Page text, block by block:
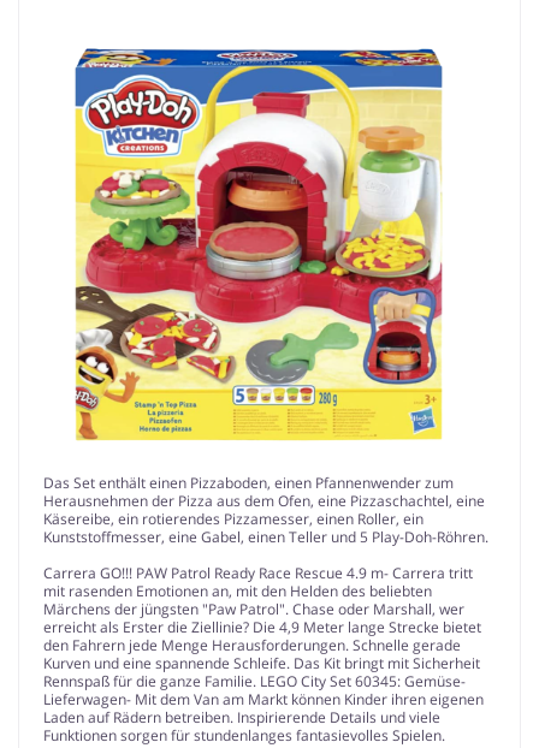
Das Set enthält einen Pizzaboden, einen Pfannenwender zum
Herausnehmen der Pizza aus dem Ofen, eine Pizzaschachtel, eine
Käsereibe, ein rotierendes Pizzamesser, einen Roller, ein
Kunststoffmesser, eine Gabel, einen Teller und 5 Play-Doh-Röhren.
Carrera GO!!! PAW Patrol Ready Race Rescue 4.9 m- Carrera tritt
mit rasenden Emotionen an, mit den Helden des beliebten
Märchens der jüngsten "Paw Patrol". Chase oder Marshall, wer
erreicht als Erster die Ziellinie? Die 4,9 Meter lange Strecke bietet
den Fahrern jede Menge Herausforderungen. Schnelle gerade
Kurven und eine spannende Schleife. Das Kit bringt mit Sicherheit
Rennspaß für die ganze Familie. LEGO City Set 60345: Gemüse-
Lieferwagen- Mit dem Van am Markt können Kinder ihren eigenen
Laden auf Rädern betreiben. Inspirierende Details und viele
Funktionen sorgen für stundenlanges fantasievolles Spielen.